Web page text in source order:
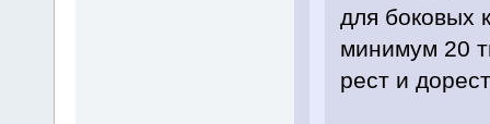
для боковых
минимум 20
рест и